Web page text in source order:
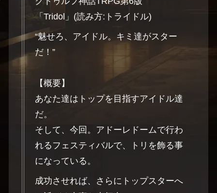
「Tridol」(読み方:トライドル)
“魅せろ、アイドル。キミ達がスター
だ！”
【概要】
あなた達はトップを目指すアイドル達
だ。
そして、今回。アドーレドームで行わ
れるフェスティバルで、トリを飾る事
になっている。
成功させれば、さらにトップスターへ